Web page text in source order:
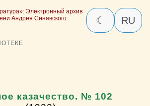
Электронный архив
Андрея Синявского
☾ RU
казачество. № 102